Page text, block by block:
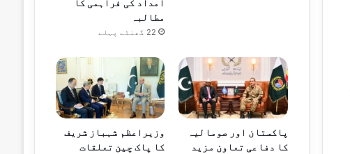
امداد کی فراہمی کا
مطالبہ
22 گھنٹے پہلے
پاکستان اور صومالیہ
کا دفاعی تعاون مزید
وزیراعظم شہباز شریف
کا پاک چین تعلقات